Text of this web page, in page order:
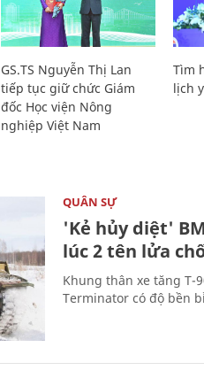
GS.TS Nguyễn Thị Lan
tiếp tục giữ chức Giám
đốc Học viện Nông
nghiệp Việt Nam
Tìm
lịch
QUÂN SỰ
'Kẻ hủy diệt'
lúc 2 tên lửa
Khung thân xe tăng T-
Terminator có độ bền